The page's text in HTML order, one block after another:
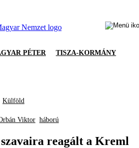
PÉTER TISZA-KORMÁNY
Külföld
Viktor háború
reagált a Kreml